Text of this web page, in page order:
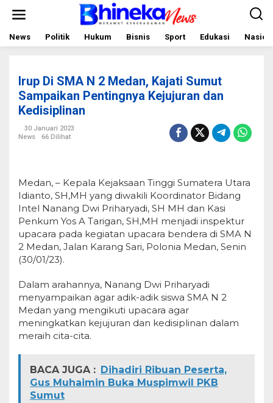
News Politik Hukum Bisnis Sport Edukasi
Irup Di SMA N 2 Medan, Kajati Sumut
Sampaikan Pentingnya Kejujuran dan
Kedisiplinan
30 Januari 2023
News
66 Dilihat
Medan, – Kepala Kejaksaan Tinggi Sumatera Utara
Idianto, SH,MH yang diwakili Koordinator Bidang
Intel Nanang Dwi Priharyadi, SH MH dan Kasi
Penkum Yos A Tarigan, SH,MH menjadi inspektur
upacara pada kegiatan upacara bendera di SMA N
2 Medan, Jalan Karang Sari, Polonia Medan, Senin
(30/01/23).
Dalam arahannya, Nanang Dwi Priharyadi
menyampaikan agar adik-adik siswa SMA N 2
Medan yang mengikuti upacara agar
meningkatkan kejujuran dan kedisiplinan dalam
meraih cita-cita.
BACA JUGA : Dihadiri Ribuan Peserta,
Gus Muhaimin Buka Muspimwil PKB
Sumut